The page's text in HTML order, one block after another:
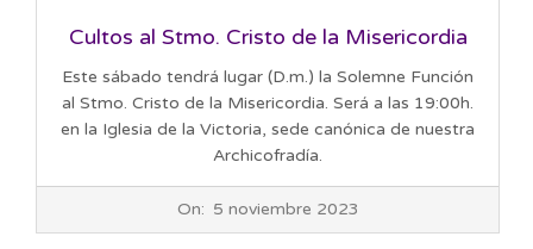
Cultos al Stmo. Cristo de la Misericordia
Este sábado tendrá lugar (D.m.) la Solemne Función
al Stmo. Cristo de la Misericordia. Será a las 19:00h.
en la Iglesia de la Victoria, sede canónica de nuestra
Archicofradía.
On: 5 noviembre 2023